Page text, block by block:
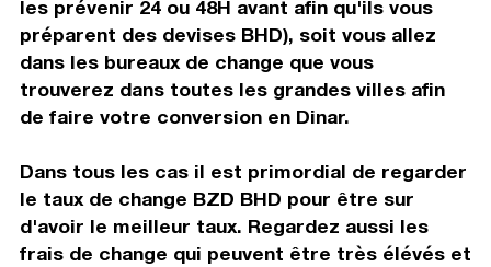
les prévenir 24 ou 48H avant afin qu'ils vous
préparent des devises BHD), soit vous allez
dans les bureaux de change que vous
trouverez dans toutes les grandes villes afin
de faire votre conversion en Dinar.
Dans tous les cas il est primordial de regarder
le taux de change BZD BHD pour être sur
d'avoir le meilleur taux. Regardez aussi les
frais de change qui peuvent être très élévés et